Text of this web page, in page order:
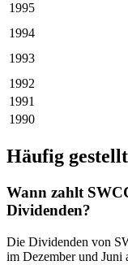
1995
1994
1993
1992
1991
1990
Häufig
Wann zahlt
Dividenden?
Die Dividenden von
im Dezember und Juni